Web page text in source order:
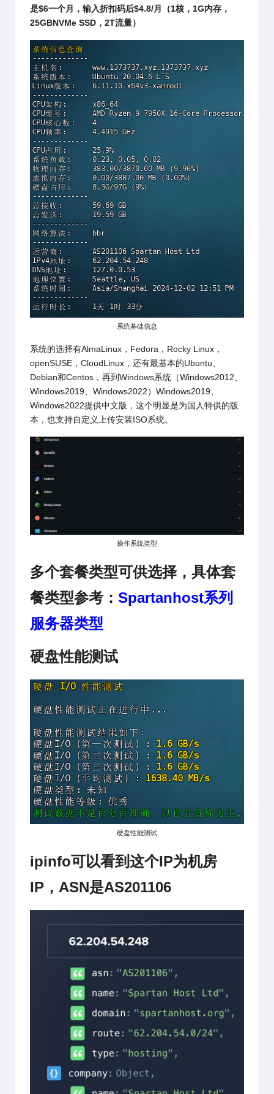
是$6一个月，输入折扣码后$4.8/月（1核，1G内存，
25GBNVMe SSD，2T流量）
系统基础信息
系统的选择有AlmaLinux，Fedora，Rocky Linux，
openSUSE，CloudLinux，还有最基本的Ubuntu、
Debian和Centos，再到Windows系统（Windows2012、
Windows2019、Windows2022）Windows2019、
Windows2022提供中文版，这个明显是为国人特供的版
本，也支持自定义上传安装ISO系统。
操作系统类型
多个套餐类型可供选择，具体套
餐类型参考： Spartanhost系列
服务器类型
硬盘性能测试
硬盘性能测试
ipinfo可以看到这个IP为机房
IP，ASN是AS201106